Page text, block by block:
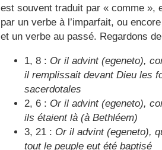
est souvent traduit par « comme »,
par un verbe à l’imparfait, ou
et un verbe au passé. Regardons
1, 8 : Or il advint (egeneto),
il remplissait devant Dieu les
sacerdotales
2, 6 : Or il advint (egeneto),
ils étaient là (à Bethléem)
3, 21 : Or il advint (egeneto),
tout le peuple eut été baptisé